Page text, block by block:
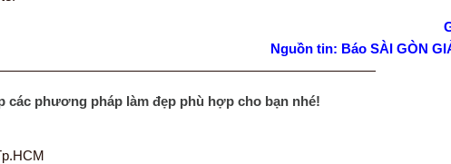
Nguồn tin: Báo SÀI GÒN
phương pháp làm đẹp phù hợp cho bạn nhé!